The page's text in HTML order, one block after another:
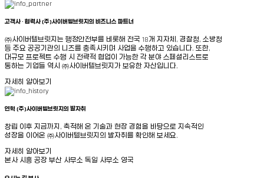
고객사 · 협력사(주)사이버텔브릿지의 비즈니스 파트너
㈜사이버텔브릿지는 행정안전부를 비롯해 전국 18개 지자체, 경찰청, 소방청
등 주요 공공기관의 니즈를 충족시키며 사업을 수행하고 있습니다. 또한,
대규모 프로젝트 수행 시 전략적 협업이 가능한 각 분야 스페셜리스트로
통하는 기업들 역시 ㈜사이버텔브릿지가 보유한 자산입니다.
자세히 알아보기
연혁 (주)사이버텔브릿지의 발자취
창립 이후 지금까지, 축적해 온 기술과 현장 경험을 바탕으로 지속적인
성장을 이어온 ㈜사이버텔브릿지의 발자취를 확인해 보세요.
자세히 알아보기
본사 시흥 공장 부산 사무소 독일 사무소 영국